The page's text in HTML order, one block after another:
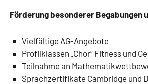
Förderung besonderer Begabungen
Vielfältige AG-Angebote
Profilklassen „Chor“ Fitness und
Teilnahme an
Sprachzertifikate Cambridge und